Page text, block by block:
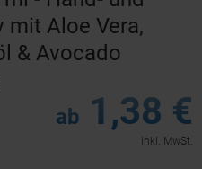
mit Aloe Vera,
& Avocado
ab 1,38 €
inkl. MwSt.